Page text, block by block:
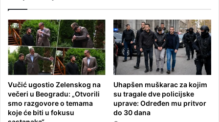
Vučić ugostio Zelenskog na
večeri u Beogradu: „Otvorili
smo razgovore o temama
koje će biti u fokusu
Uhapšen muškarac za kojim
su tragale dve policijske
uprave: Određen mu pritvor
do 30 dana